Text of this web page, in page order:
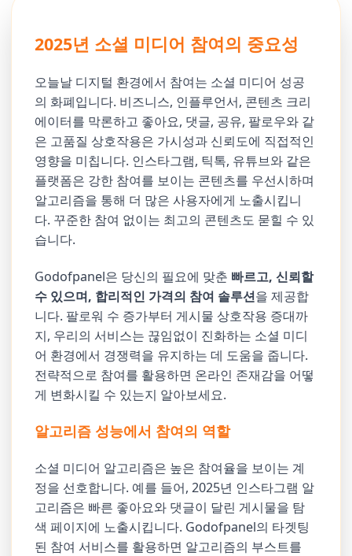
2025년 소셜 미디어 참여의 중요성
오늘날 디지털 환경에서 참여는 소셜 미디어 성공
의 화폐입니다. 비즈니스, 인플루언서, 콘텐츠 크리
에이터를 막론하고 좋아요, 댓글, 공유, 팔로우와 같
은 고품질 상호작용은 가시성과 신뢰도에 직접적인
영향을 미칩니다. 인스타그램, 틱톡, 유튜브와 같은
플랫폼은 강한 참여를 보이는 콘텐츠를 우선시하며
알고리즘을 통해 더 많은 사용자에게 노출시킵니
다. 꾸준한 참여 없이는 최고의 콘텐츠도 묻힐 수 있
습니다.
Godofpanel은 당신의 필요에 맞춘 빠르고, 신뢰할
수 있으며, 합리적인 가격의 참여 솔루션을 제공합
니다. 팔로워 수 증가부터 게시물 상호작용 증대까
지, 우리의 서비스는 끊임없이 진화하는 소셜 미디
어 환경에서 경쟁력을 유지하는 데 도움을 줍니다.
전략적으로 참여를 활용하면 온라인 존재감을 어떻
게 변화시킬 수 있는지 알아보세요.
알고리즘 성능에서 참여의 역할
소셜 미디어 알고리즘은 높은 참여율을 보이는 계
정을 선호합니다. 예를 들어, 2025년 인스타그램 알
고리즘은 빠른 좋아요와 댓글이 달린 게시물을 탐
색 페이지에 노출시킵니다. Godofpanel의 타겟팅
된 참여 서비스를 활용하면 알고리즘의 부스트를